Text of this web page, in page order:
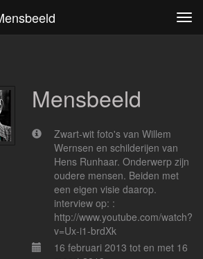
Mensbeeld
Zwart-wit foto's van Willem
Wernsen en schilderijen van
Hens Runhaar. Onderwerp zijn
oudere mensen. Beiden met
een eigen visie daarop.
interview op: :
http://www.youtube.com/watch?
v=Ux-i1-brdXk
16 februari 2013 tot en met 16